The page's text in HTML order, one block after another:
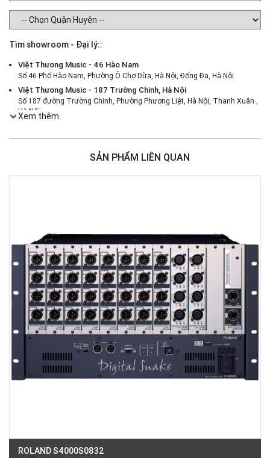
Tìm showroom - Đại lý::
Việt Thương Music - 46 Hào Nam
Số 46 Phố Hào Nam, Phường Ô Chợ Dừa, Hà Nội, Đống Đa, Hà Nội
Việt Thương Music - 187 Trường Chinh, Hà Nội
Số 187 đường Trường Chinh, Phường Phương Liệt, Hà Nội, Thanh Xuân ,
Hà Nội
386 Cách Mạng Tháng Tám, Phường Nhiêu Lộc, TPHCM, Quận 3, Hồ Chí
Việt Thương Music - 369 Điện Biên Phủ
Phường Tân Mỹ, TPHCM, Quận 7, Hồ Chí Minh
Việt Thương Music - 49E Phan Đăng Lưu
49E Phan Đăng Lưu, Phường Bình Thạnh, TPHCM, Quận Bình Thạnh, Hồ
Chí Minh
Việt Thương Music - Phường Gò Vấp
11 Đường số 3, Khu dân cư Cityland Park Hill, Phường Gò Vấp, TPHCM,
Quận Gò Vấp, Hồ Chí Minh
Việt Thương Music - 442 Lũy Bán Bích
442 Lũy Bán Bích, Phường Tân Phú, TPHCM, Quận Tân Phú, Hồ Chí Minh
Việt Thương Music - 12 Quốc Hương
Tầng G, Tòa nhà Thảo Điền Pearl, 12 Quốc Hương, Phường An Khánh,
TPHCM, Quận 2, Hồ Chí Minh
Việt Thương Music - 357 Cộng Hòa
344 Nguyễn Văn Linh, Phường Thanh Khê, Đà Nẵng, Thanh Khê, Đà Nẵng
Việt Thương Music - Vincom Lê Văn Việt
Xem thêm
SẢN PHẨM LIÊN QUAN
ROLAND S4000S0832